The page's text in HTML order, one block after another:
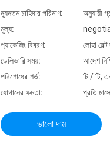
ন্যূনতম চাহিদার পরিমাণ:
অনুযায়ী
মূল্য:
প্যাকেজিং বিবরণ:
লোহা বেল্ট
ডেলিভারি সময়:
আদেশ
পরিশোধের শর্ত:
টি / টি,
যোগানের ক্ষমতা:
প্রতি
ভালো দাম